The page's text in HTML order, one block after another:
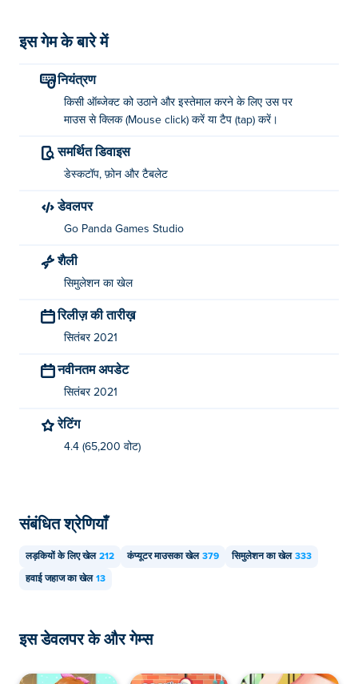
इस गेम के बारे में
नियंत्रण
किसी ऑब्जेक्ट को उठाने और इस्तेमाल करने के लिए उस पर
माउस से क्लिक (Mouse click) करें या टैप (tap) करें।
समर्थित डिवाइस
डेस्कटॉप, फ़ोन और टैबलेट
डेवलपर
Go Panda Games Studio
शैली
सिमुलेशन का खेल
रिलीज़ की तारीख़
सितंबर 2021
नवीनतम अपडेट
सितंबर 2021
रेटिंग
4.4 (65,200 वोट)
संबंधित श्रेणियाँ
लड़कियों के लिए खेल 212 कंप्यूटर माउसका खेल 379 सिमुलेशन का खेल 333
हवाई जहाज का खेल 13
इस डेवलपर के और गेम्स